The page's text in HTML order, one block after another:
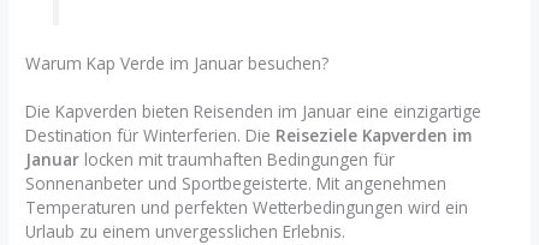
Warum Kap Verde im Januar besuchen?
Die Kapverden bieten Reisenden im Januar eine einzigartige
Destination für Winterferien. Die Reiseziele Kapverden im
Januar locken mit traumhaften Bedingungen für
Sonnenanbeter und Sportbegeisterte. Mit angenehmen
Temperaturen und perfekten Wetterbedingungen wird ein
Urlaub zu einem unvergesslichen Erlebnis.